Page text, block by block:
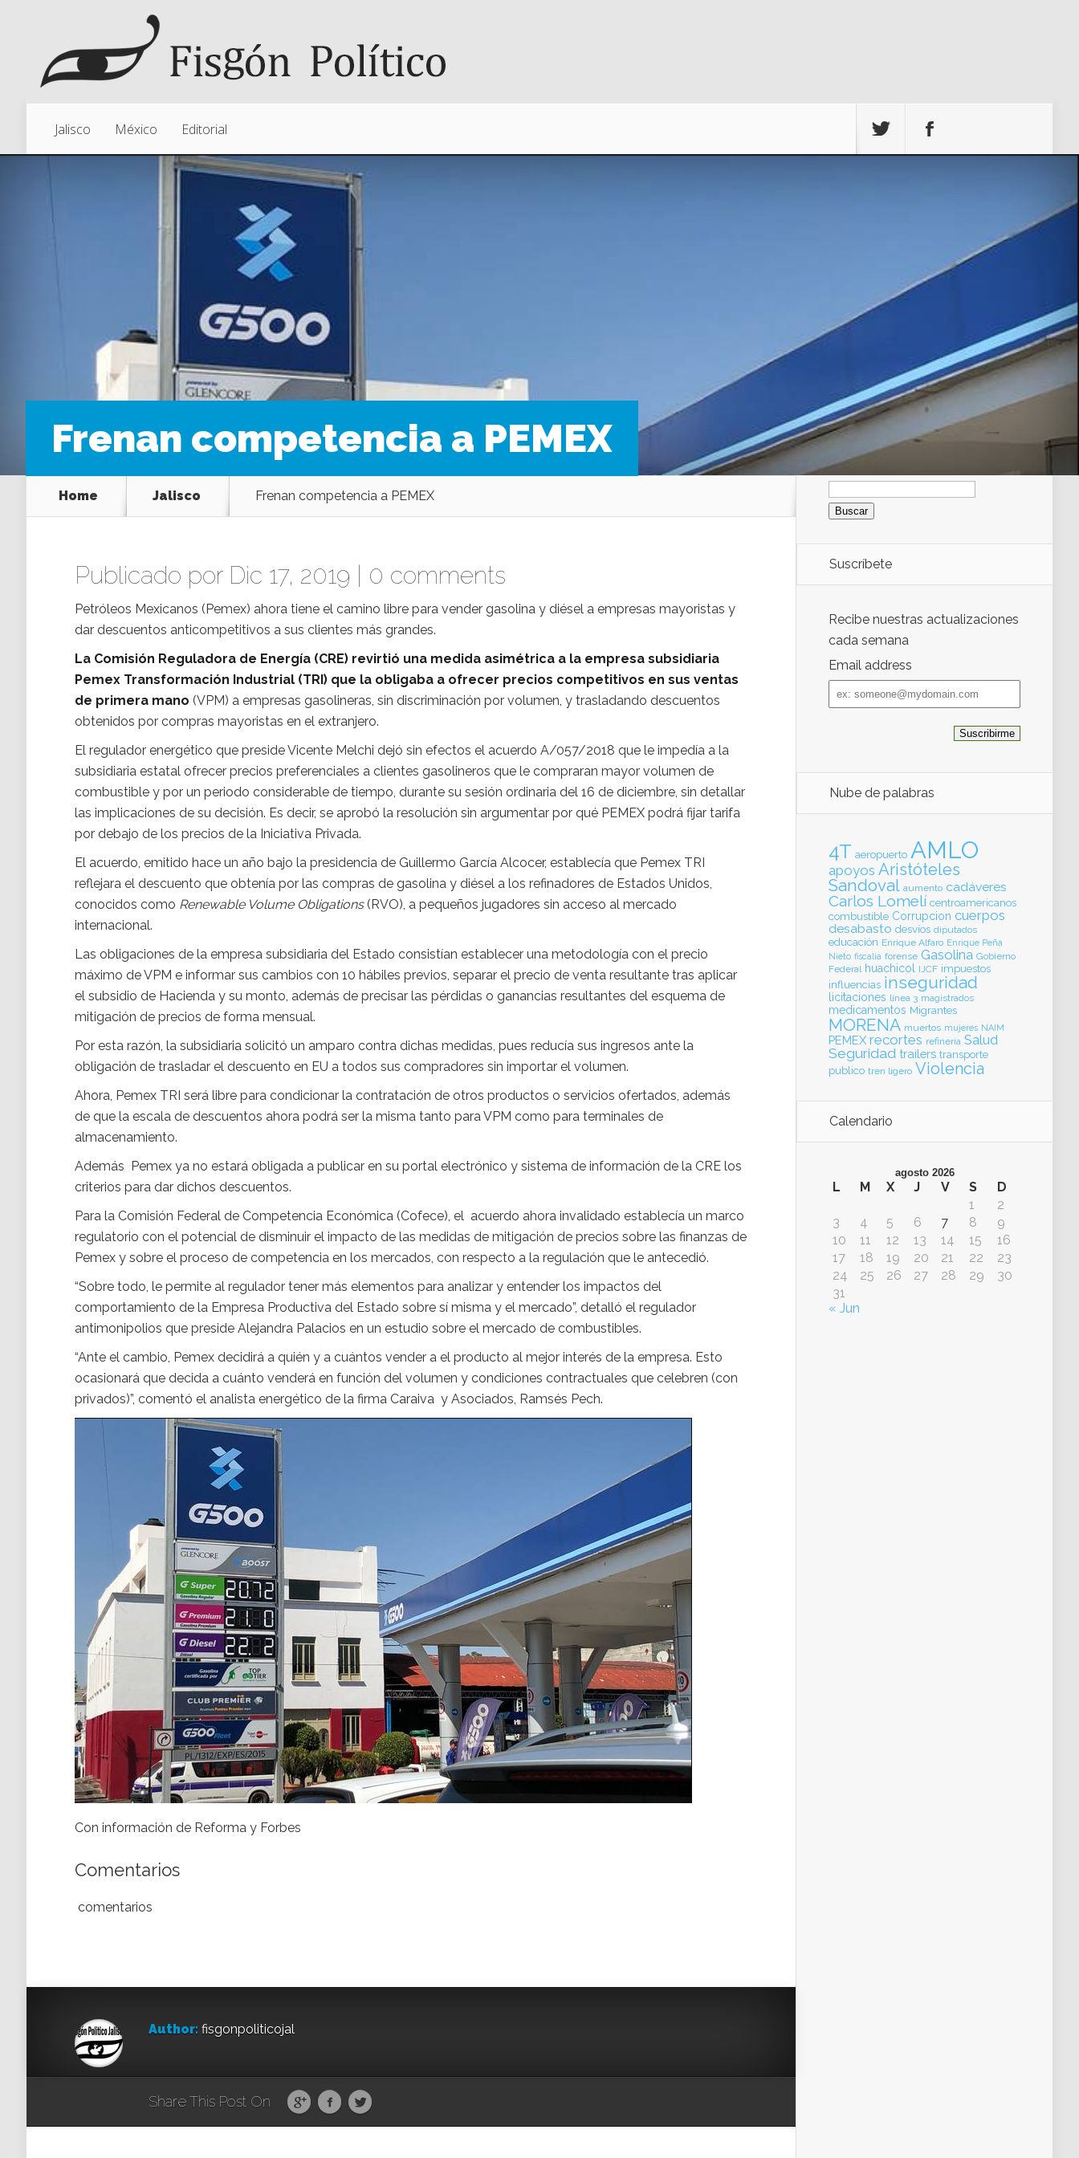
Jalisco México Editorial
Frenan competencia a PEMEX
Home Jalisco Frenan competencia a PEMEX
Publicado por Dic 17, 2019 | 0 comments
Petróleos Mexicanos (Pemex) ahora tiene el camino libre para vender gasolina y diésel a empresas mayoristas y
dar descuentos anticompetitivos a sus clientes más grandes.
La Comisión Reguladora de Energía (CRE) revirtió una medida asimétrica a la empresa subsidiaria
Pemex Transformación Industrial (TRI) que la obligaba a ofrecer precios competitivos en sus ventas
de primera mano (VPM) a empresas gasolineras, sin discriminación por volumen, y trasladando descuentos
obtenidos por compras mayoristas en el extranjero.
El regulador energético que preside Vicente Melchi dejó sin efectos el acuerdo A/057/2018 que le impedía a la
subsidiaria estatal ofrecer precios preferenciales a clientes gasolineros que le compraran mayor volumen de
combustible y por un periodo considerable de tiempo, durante su sesión ordinaria del 16 de diciembre, sin detallar
las implicaciones de su decisión. Es decir, se aprobó la resolución sin argumentar por qué PEMEX podrá fijar tarifa
por debajo de los precios de la Iniciativa Privada.
El acuerdo, emitido hace un año bajo la presidencia de Guillermo García Alcocer, establecía que Pemex TRI
reflejara el descuento que obtenía por las compras de gasolina y diésel a los refinadores de Estados Unidos,
conocidos como Renewable Volume Obligations(RVO), a pequeños jugadores sin acceso al mercado
internacional.
Las obligaciones de la empresa subsidiaria del Estado consistían establecer una metodología con el precio
máximo de VPM e informar sus cambios con 10 hábiles previos, separar el precio de venta resultante tras aplicar
el subsidio de Hacienda y su monto, además de precisar las pérdidas o ganancias resultantes del esquema de
mitigación de precios de forma mensual.
Por esta razón, la subsidiaria solicitó un amparo contra dichas medidas, pues reducía sus ingresos ante la
obligación de trasladar el descuento en EU a todos sus compradores sin importar el volumen.
Ahora, Pemex TRI será libre para condicionar la contratación de otros productos o servicios ofertados, además
de que la escala de descuentos ahora podrá ser la misma tanto para VPM como para terminales de
almacenamiento.
Además Pemex ya no estará obligada a publicar en su portal electrónico y sistema de información de la CRE los
criterios para dar dichos descuentos.
Para la Comisión Federal de Competencia Económica (Cofece), el acuerdo ahora invalidado establecía un marco
regulatorio con el potencial de disminuir el impacto de las medidas de mitigación de precios sobre las finanzas de
Pemex y sobre el proceso de competencia en los mercados, con respecto a la regulación que le antecedió.
“Sobre todo, le permite al regulador tener más elementos para analizar y entender los impactos del
comportamiento de la Empresa Productiva del Estado sobre sí misma y el mercado”, detalló el regulador
antimonipolios que preside Alejandra Palacios en un estudio sobre el mercado de combustibles.
“Ante el cambio, Pemex decidirá a quién y a cuántos vender a el producto al mejor interés de la empresa. Esto
ocasionará que decida a cuánto venderá en función del volumen y condiciones contractuales que celebren (con
privados)”, comentó el analista energético de la firma Caraiva y Asociados, Ramsés Pech.
Con información de Reforma y Forbes
Comentarios
comentarios
Author: fisgonpoliticojal
Share This Post On
Buscar:
Suscríbete
Recibe nuestras actualizaciones
cada semana
Email address
Email
address
Nube de palabras
4T aeropuerto AMLO
apoyos Aristóteles
Sandoval aumento cadáveres
Carlos Lomelí centroamericanos
combustible Corrupcion cuerpos
desabasto desvíos diputados
educación Enrique Alfaro Enrique Peña
Nieto fiscalia forense Gasolina Gobierno
Federal huachicol IJCF impuestos
influencias inseguridad
licitaciones línea 3 magistrados
medicamentos Migrantes
MORENA muertos mujeres NAIM
PEMEX recortes refinería Salud
Seguridad trailers transporte
publico tren ligero Violencia
Calendario
agosto 2026
L M X J V S
D
1
2
3
4 5 6 7 8
9
10
11 12 13 14 15
16
17
18 19 20 21 22
23
24
25 26 27 28 29
30
31
« Jun